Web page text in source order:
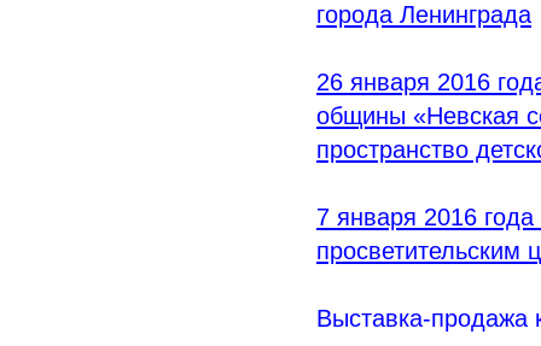
города Ленинграда
26 января 2016
общины «Невская
пространство
7 января 2016
просветительским
Выставка-продажа